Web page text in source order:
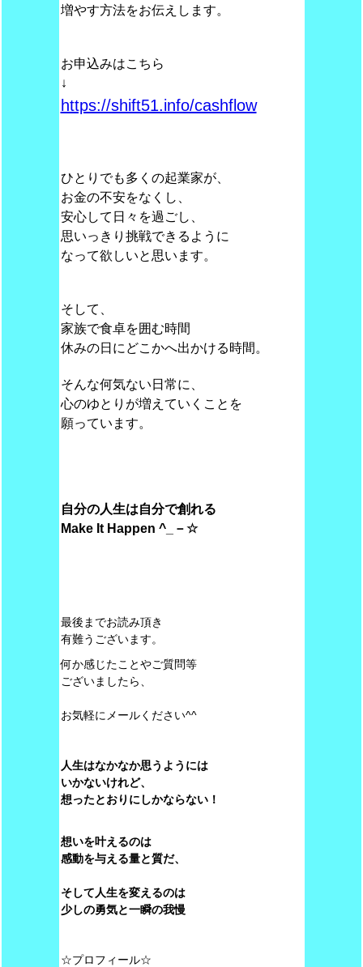
増やす方法をお伝えします。
お申込みはこちら
↓
https://shift51.info/cashflow
ひとりでも多くの起業家が、
お金の不安をなくし、
安心して日々を過ごし、
思いっきり挑戦できるように
なって欲しいと思います。
そして、
家族で食卓を囲む時間
休みの日にどこかへ出かける時間。
そんな何気ない日常に、
心のゆとりが増えていくことを
願っています。
自分の人生は自分で創れる
MakeIt Happen ^_－☆
最後までお読み頂き
有難うございます。
何か感じたことやご質問等
ございましたら、
お気軽にメールください^^
人生はなかなか思うようには
いかないけれど、
想ったとおりにしかならない！
想いを叶えるのは
感動を与える量と質だ、
そして人生を変えるのは
少しの勇気と一瞬の我慢
☆プロフィール☆